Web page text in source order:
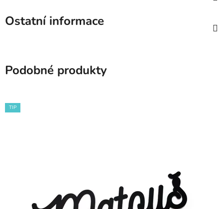
Ostatní informace
Podobné produkty
TIP